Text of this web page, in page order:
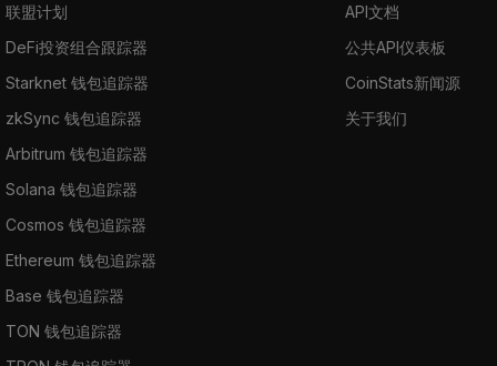
联盟计划
DeFi投资组合跟踪器
Starknet 钱包追踪器
zkSync 钱包追踪器
Arbitrum 钱包追踪器
Solana 钱包追踪器
Cosmos 钱包追踪器
Ethereum 钱包追踪器
Base 钱包追踪器
TON 钱包追踪器
API文档
公共API仪表板
CoinStats新闻源
关于我们